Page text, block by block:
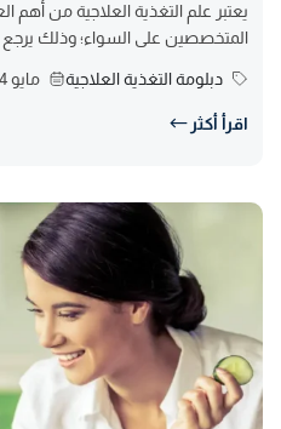
يعتبر علم التغذية العلاجية من أهم
المتخصصين على السواء؛ وذلك يرجع
دبلومة التغذية العلاجية مايو 24, 2026
اقرأ أكثر